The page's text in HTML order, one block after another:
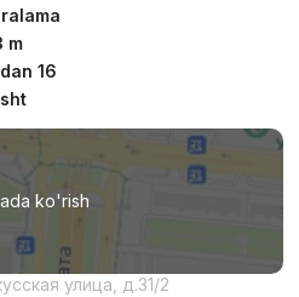
m
16
ko'rish
улица, д.31/2